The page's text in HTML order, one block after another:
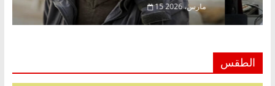
15 مارس، 2026
الطقس